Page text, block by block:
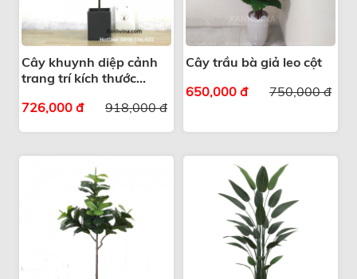
Cây khuynh diệp cảnh
trang trí kích thước
918,000 đ
726,000 đ
Cây trầu bà giả leo cột
750,000 đ
650,000 đ